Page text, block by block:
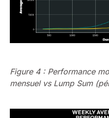
Figure 4 : Performance
mensuel vs Lump Sum